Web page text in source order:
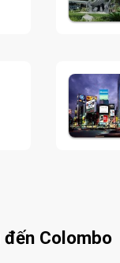
đến Colombo